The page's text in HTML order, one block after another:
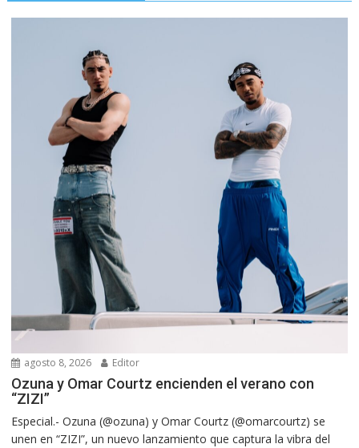
agosto 8, 2026 Editor
Ozuna y Omar Courtz encienden el verano con
“ZIZI”
Especial.- Ozuna (@ozuna) y Omar Courtz (@omarcourtz) se
unen en “ZIZI”, un nuevo lanzamiento que captura la vibra del